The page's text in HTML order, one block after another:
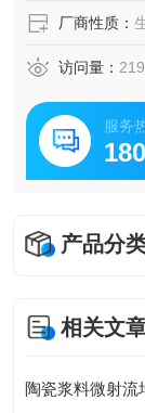
厂商性质：
访问量：
服务
产品分
相关文
陶瓷浆料微射流